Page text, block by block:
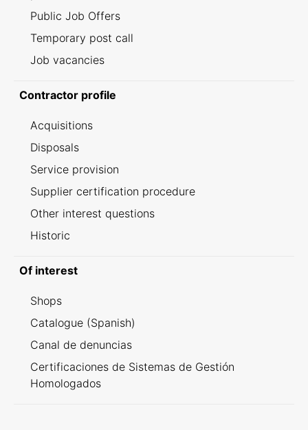
Public Job Offers
Temporary post call
Job vacancies
Contractor profile
Acquisitions
Disposals
Service provision
Supplier certification procedure
Other interest questions
Historic
Of interest
Shops
Catalogue (Spanish)
Canal de denuncias
Certificaciones de Sistemas de Gestión
Homologados